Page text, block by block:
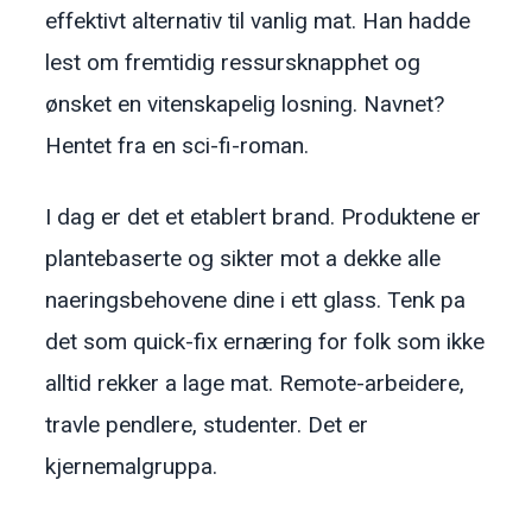
effektivt alternativ til vanlig mat. Han hadde
lest om fremtidig ressursknapphet og
ønsket en vitenskapelig losning. Navnet?
Hentet fra en sci-fi-roman.
I dag er det et etablert brand. Produktene er
plantebaserte og sikter mot a dekke alle
naeringsbehovene dine i ett glass. Tenk pa
det som quick-fix ernæring for folk som ikke
alltid rekker a lage mat. Remote-arbeidere,
travle pendlere, studenter. Det er
kjernemalgruppa.